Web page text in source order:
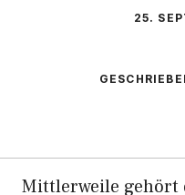
25.
Mittlerweile gehört